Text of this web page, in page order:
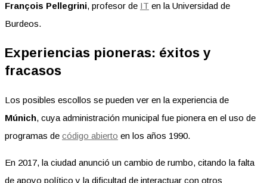
François Pellegrini, profesor de IT en la Universidad de
Burdeos.
Experiencias pioneras: éxitos y
fracasos
Los posibles escollos se pueden ver en la experiencia de
Múnich, cuya administración municipal fue pionera en el uso de
programas de código abierto en los años 1990.
En 2017, la ciudad anunció un cambio de rumbo, citando la falta
de apoyo político y la dificultad de interactuar con otros